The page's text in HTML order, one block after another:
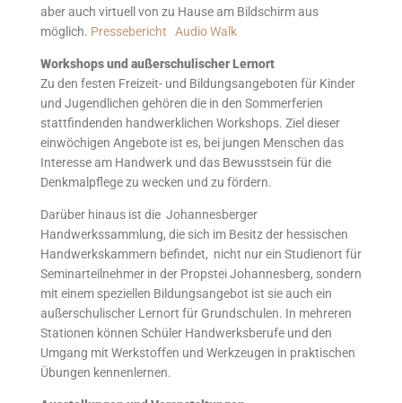
aber auch virtuell von zu Hause am Bildschirm aus
möglich. Pressebericht Audio Walk
Workshops und außerschulischer Lernort
Zu den festen Freizeit- und Bildungsangeboten für Kinder
und Jugendlichen gehören die in den Sommerferien
stattfindenden handwerklichen Workshops. Ziel dieser
einwöchigen Angebote ist es, bei jungen Menschen das
Interesse am Handwerk und das Bewusstsein für die
Denkmalpflege zu wecken und zu fördern.
Darüber hinaus ist die Johannesberger
Handwerkssammlung, die sich im Besitz der hessischen
Handwerkskammern befindet, nicht nur ein Studienort für
Seminarteilnehmer in der Propstei Johannesberg, sondern
mit einem speziellen Bildungsangebot ist sie auch ein
außerschulischer Lernort für Grundschulen. In mehreren
Stationen können Schüler Handwerksberufe und den
Umgang mit Werkstoffen und Werkzeugen in praktischen
Übungen kennenlernen.